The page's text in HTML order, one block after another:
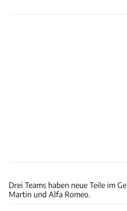
Drei Teams haben neue Teile im
Martin und Alfa Romeo.